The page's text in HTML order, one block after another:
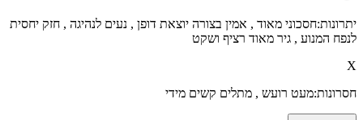
יתרונות:חסכוני מאוד , אמין בצורה יוצאת דופן , נעים לנהיגה , חזק יחסית
לנפח המנוע , גיר מאוד רציף ושקט
X
חסרונות:מעט רועש , מתלים קשים מידי